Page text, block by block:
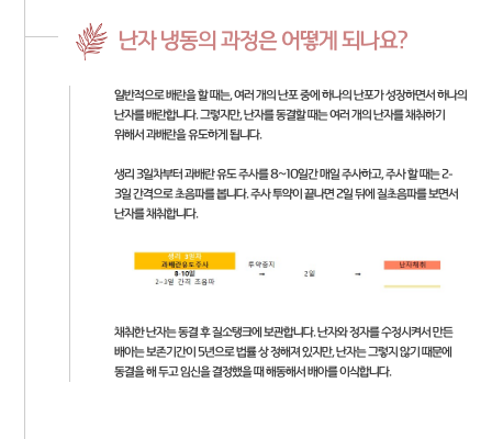
난자 냉동의 과정은 어떻게 되나요?
일반적으로 배란을 할 때는, 여러 개의 난포 중에 하나의 난포가 성장하면서 하나의
난자를 배란합니다. 그렇지만, 난자를 동결할 때는 여러 개의 난자를 채취하기
위해서 과배란을 유도하게 됩니다.
생리 3일차부터 과배란 유도 주사를 8~10일간 매일 주사하고, 주사 할 때는 2-
3일 간격으로 초음파를 봅니다. 주사 투약이 끝나면 2일 뒤에 질초음파를 보면서
난자를 채취합니다.
채취한 난자는 동결 후 질소탱크에 보관합니다. 난자와 정자를 수정시켜서 만든
배아는 보존기간이 5년으로 법률 상 정해져 있지만, 난자는 그렇지 않기 때문에
동결을 해 두고 임신을 결정했을 때 해동해서 배아를 이식합니다.